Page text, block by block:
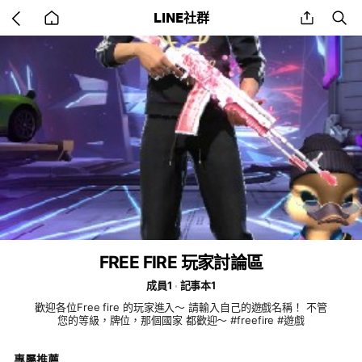
back
to
home
LINE社群 share
FREE FIRE 玩家討論區
成員1
記事本1
歡迎各位Free fire 的玩家進入～ 請輸入自己的遊戲名稱！ 不管
您的等級，牌位，那個國家 都歡迎～ #freefire #遊戲
專屬推薦